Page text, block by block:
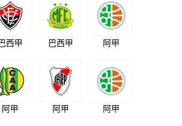
西甲 巴西甲 阿甲
阿甲 阿甲 阿甲